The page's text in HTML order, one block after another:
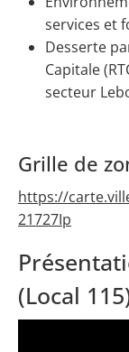
services et
Desserte
Capitale
secteur
Grille de
https://
21727Ip
(Local